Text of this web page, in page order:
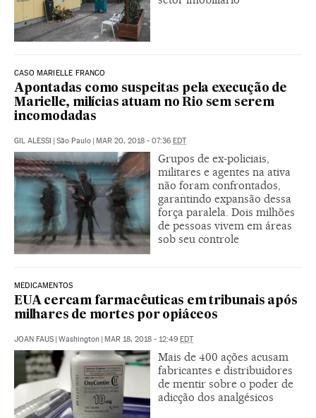
CASO MARIELLE FRANCO
Apontadas como suspeitas pela execução de
Marielle, milícias atuam no Rio sem serem
incomodadas
GIL ALESSI | São Paulo | MAR 20, 2018 - 07:36 EDT
Grupos de ex-policiais,
militares e agentes na ativa
não foram confrontados,
garantindo expansão dessa
força paralela. Dois milhões
de pessoas vivem em áreas
sob seu controle
MEDICAMENTOS
EUA cercam farmacêuticas em tribunais após
milhares de mortes por opiáceos
JOAN FAUS | Washington | MAR 18, 2018 - 12:49 EDT
Mais de 400 ações acusam
fabricantes e distribuidores
de mentir sobre o poder de
adicção dos analgésicos